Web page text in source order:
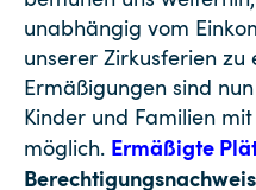
unabhängig vom
unserer Zirkusferien zu
Ermäßigungen sind
Kinder und Familien
möglich. Ermäßigte
Berechtigungsnachweis